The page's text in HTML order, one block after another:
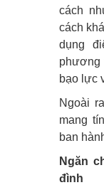
cách
cách
dụng
phương
bạo lực
Ngoài
mang
ban
Ngăn
đình